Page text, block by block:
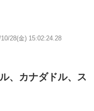
10/28(金) 15:02:24.28
、カナダドル、ス